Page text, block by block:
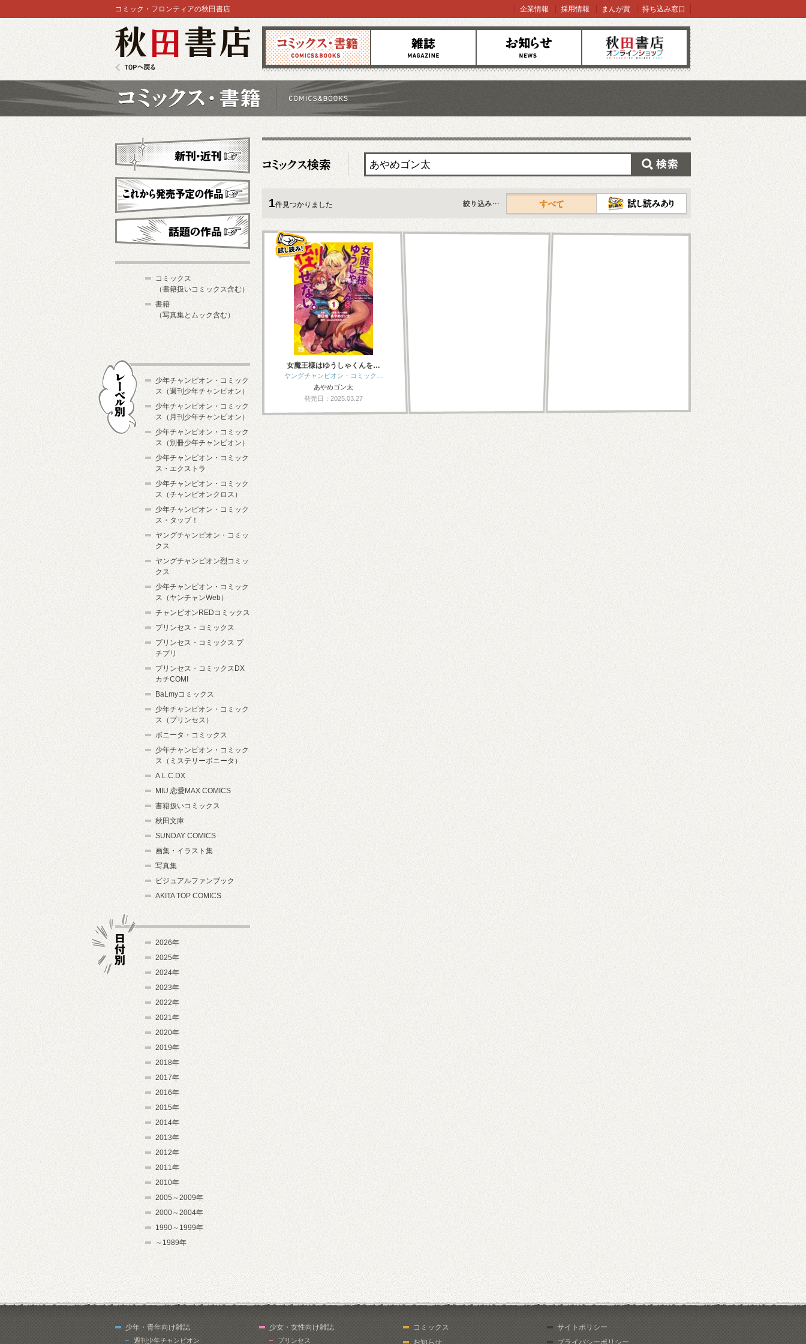
コミックス 雑誌 お知らせ オンラインショップ
コミック・フロンティアの秋田書店 企業情報 採用情報 まんが賞 持ち込み窓口
1件見つかりました
すべて
女魔王様はゆうしゃくんを…
ヤングチャンピオン・コミック…
あやめゴン太
発売日：2025.03.27
新刊・近刊
これから発売予定
コミックス
（書籍扱いコミックス含む）
書籍
（写真集とムック含む）
少年チャンピオン・コミック
ス（週刊少年チャンピオン）
少年チャンピオン・コミック
ス（月刊少年チャンピオン）
少年チャンピオン・コミック
ス（別冊少年チャンピオン）
少年チャンピオン・コミック
ス・エクストラ
少年チャンピオン・コミック
ス（チャンピオンクロス）
少年チャンピオン・コミック
ス・タップ！
ヤングチャンピオン・コミッ
クス
ヤングチャンピオン烈コミッ
クス
少年チャンピオン・コミック
ス（ヤンチャンWeb）
チャンピオンREDコミックス
プリンセス・コミックス
プリンセス・コミックス プ
チプリ
プリンセス・コミックスDX
カチCOMI
BaLmyコミックス
少年チャンピオン・コミック
ス（プリンセス）
ボニータ・コミックス
少年チャンピオン・コミック
ス（ミステリーボニータ）
A.L.C.DX
MIU 恋愛MAX COMICS
書籍扱いコミックス
秋田文庫
SUNDAY COMICS
画集・イラスト集
写真集
ビジュアルファンブック
AKITA TOP COMICS
2026年
2025年
2024年
2023年
2022年
2021年
2020年
2019年
2018年
2017年
2016年
2015年
2014年
2013年
2012年
2011年
2010年
2005～2009年
2000～2004年
1990～1999年
～1989年
少年・青年向け雑誌
週刊少年チャンピオン
少女・女性向け雑誌
プリンセス
コミックス
お知らせ
サイトポリシー
プライバシーポリシー